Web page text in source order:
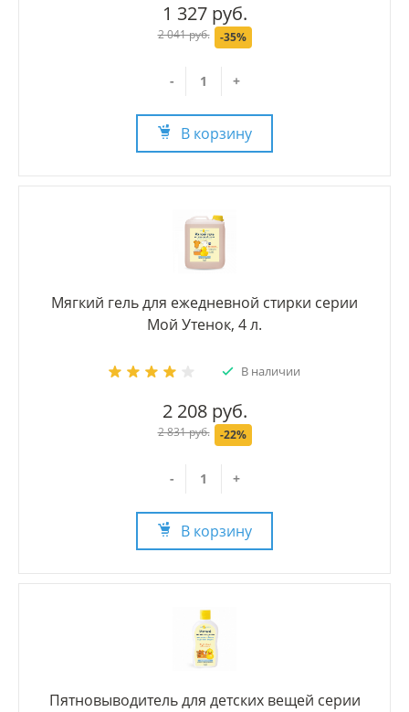
1 327 руб.
2 041 руб. -35%
- +
В корзину
Мягкий гель для ежедневной стирки серии
Мой Утенок, 4 л.
В наличии
2 208 руб.
2 831 руб. -22%
- +
В корзину
Пятновыводитель для детских вещей серии